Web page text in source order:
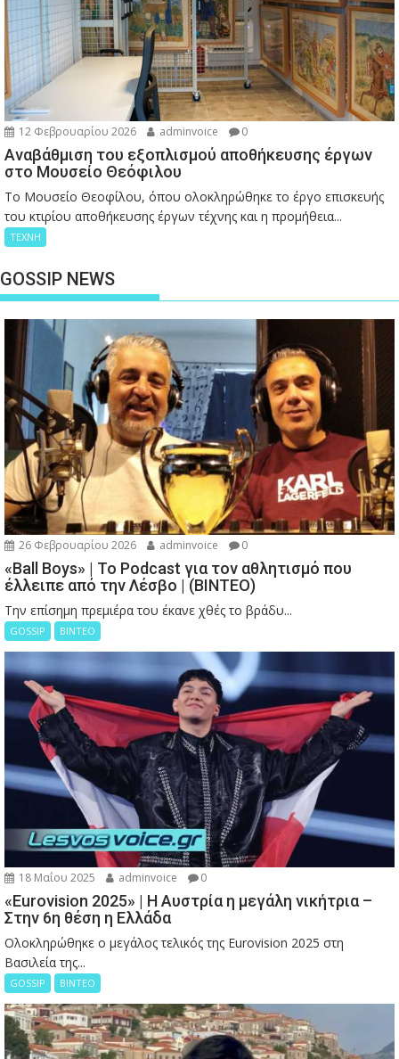
12 Φεβρουαρίου 2026 adminvoice 0
Αναβάθμιση του εξοπλισμού αποθήκευσης έργων
στο Μουσείο Θεόφιλου
Το Μουσείο Θεοφίλου, όπου ολοκληρώθηκε το έργο επισκευής
του κτιρίου αποθήκευσης έργων τέχνης και η προμήθεια...
ΤΕΧΝΗ
GOSSIP NEWS
26 Φεβρουαρίου 2026 adminvoice 0
«Ball Boys» | Το Podcast για τον αθλητισμό που
έλλειπε από την Λέσβο | (ΒΙΝΤΕΟ)
Την επίσημη πρεμιέρα του έκανε χθές το βράδυ...
GOSSIP ΒΙΝΤΕΟ
18 Μαΐου 2025 adminvoice 0
«Eurovision 2025» | Η Αυστρία η μεγάλη νικήτρια –
Στην 6η θέση η Ελλάδα
Ολοκληρώθηκε ο μεγάλος τελικός της Eurovision 2025 στη
Βασιλεία της...
GOSSIP ΒΙΝΤΕΟ